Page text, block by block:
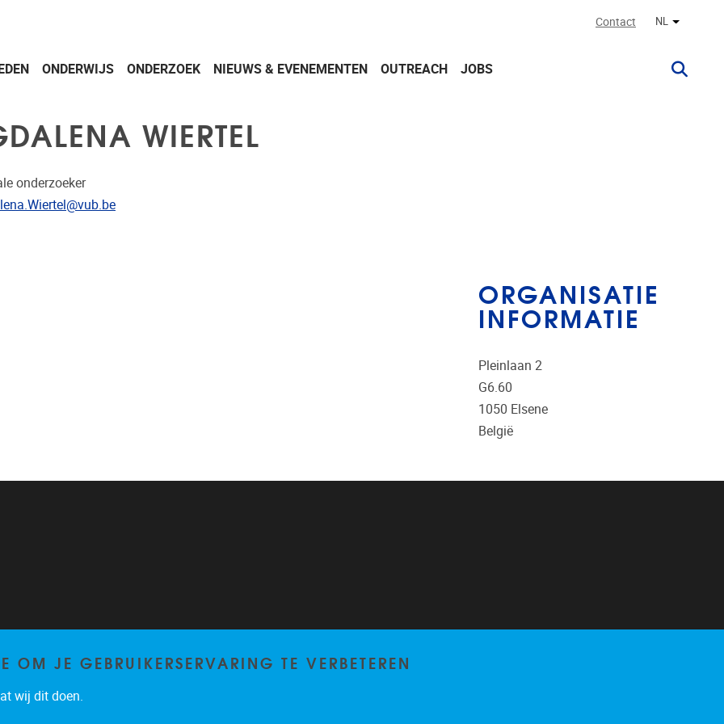
Contact NL Andere
ONDERWIJS ONDERZOEK NIEUWS & EVENEMENTEN OUTREACH JOBS
WIERTEL
onderzoeker
ORGANISATIE
INFORMATIE
Pleinlaan 2
G6.60
1050 Elsene
België
JE GEBRUIKERSERVARING TE VERBETEREN
wij dit doen.